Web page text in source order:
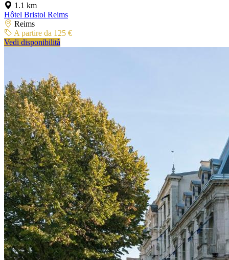
1.1 km
Hôtel Bristol Reims
Reims
A partire da 125 €
Vedi disponibilità